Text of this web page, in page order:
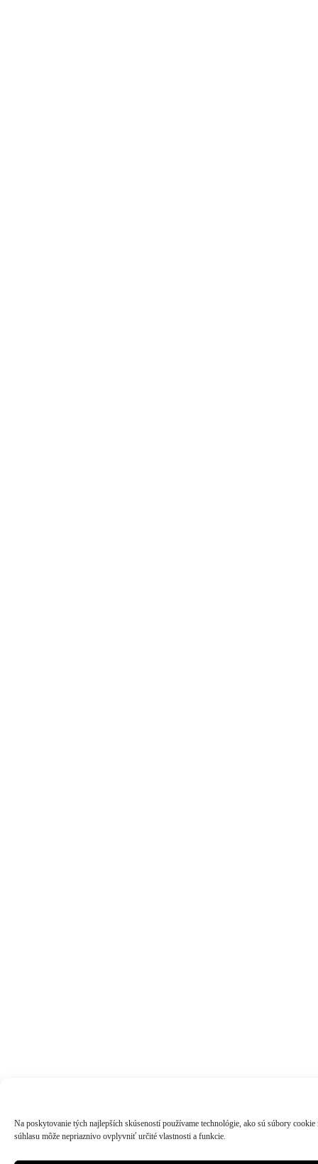
Na poskytovanie tých najlepších skúseností používame technológie, ako sú súbory
súhlasu môže nepriaznivo ovplyvniť určité vlastnosti a funkcie.